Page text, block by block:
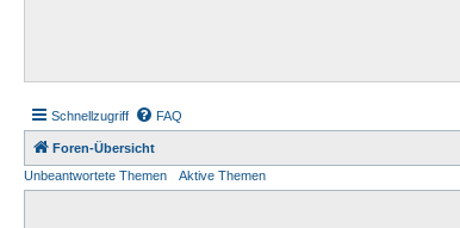
Schnellzugriff FAQ
Foren-Übersicht
Unbeantwortete Themen
Aktive Themen